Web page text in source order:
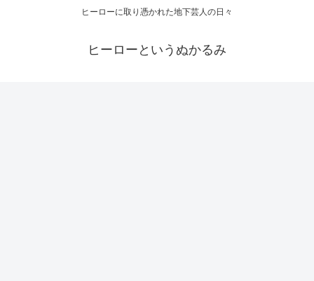
ヒーローに取り憑かれた地下芸人の日々
ヒーローというぬかるみ